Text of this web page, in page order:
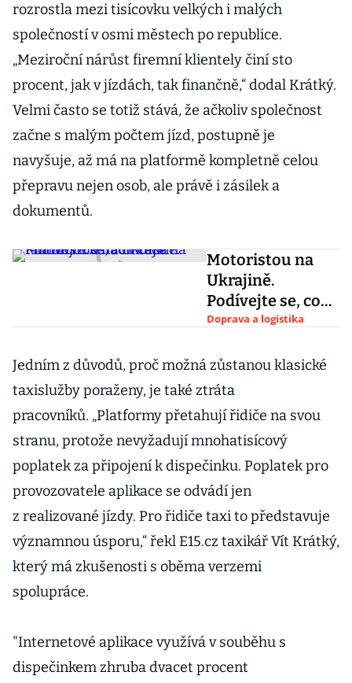
rozrostla mezi tisícovku velkých i malých
společností v osmi městech po republice.
„Meziroční nárůst firemní klientely činí sto
procent, jak v jízdách, tak finančně,“ dodal Krátký.
Velmi často se totiž stává, že ačkoliv společnost
začne s malým počtem jízd, postupně je
navyšuje, až má na platformě kompletně celou
přepravu nejen osob, ale právě i zásilek a
dokumentů.
Motoristou na
Ukrajině.
Podívejte se, co
řidiče na tamních
Doprava a logistika
Jedním z důvodů, proč možná zůstanou klasické
taxislužby poraženy, je také ztráta
pracovníků. „Platformy přetahují řidiče na svou
stranu, protože nevyžadují mnohatisícový
poplatek za připojení k dispečinku. Poplatek pro
provozovatele aplikace se odvádí jen
z realizované jízdy. Pro řidiče taxi to představuje
významnou úsporu,“ řekl E15.cz taxikář Vít Krátký,
který má zkušenosti s oběma verzemi
spolupráce.
"Internetové aplikace využívá v souběhu s
dispečinkem zhruba dvacet procent